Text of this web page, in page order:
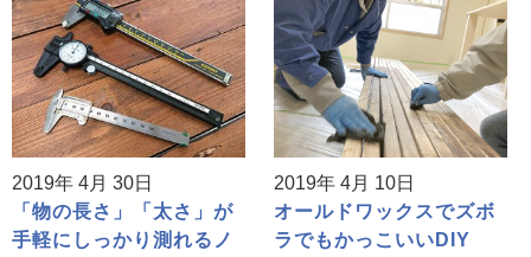
2019年 4月 30日
「物の長さ」「太さ」が
手軽にしっかり測れるノ
2019年 4月 10日
オールドワックスでズボ
ラでもかっこいいDIY